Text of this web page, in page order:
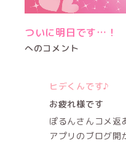
ついに明日です…！
へのコメント
ヒデくんです♪
お疲れ様です
ぽるんさんコメ返
アプリのブログ開